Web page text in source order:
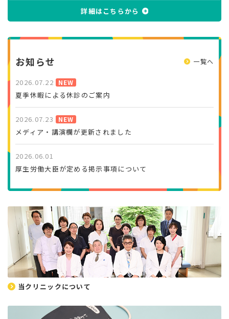
詳細はこちらから
お知らせ 一覧へ
2026.07.22 NEW
夏季休暇による休診のご案内
2026.07.23 NEW
メディア・講演欄が更新されました
2026.06.01
厚生労働大臣が定める掲示事項について
当クリニックについて